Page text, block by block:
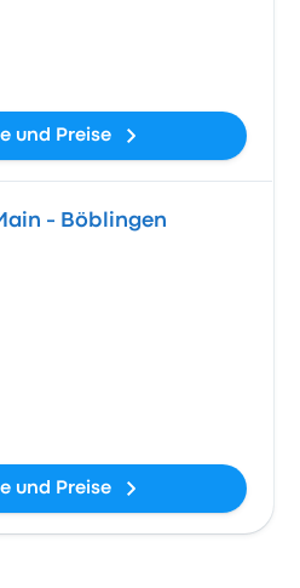
und Preise
- Böblingen
und Preise